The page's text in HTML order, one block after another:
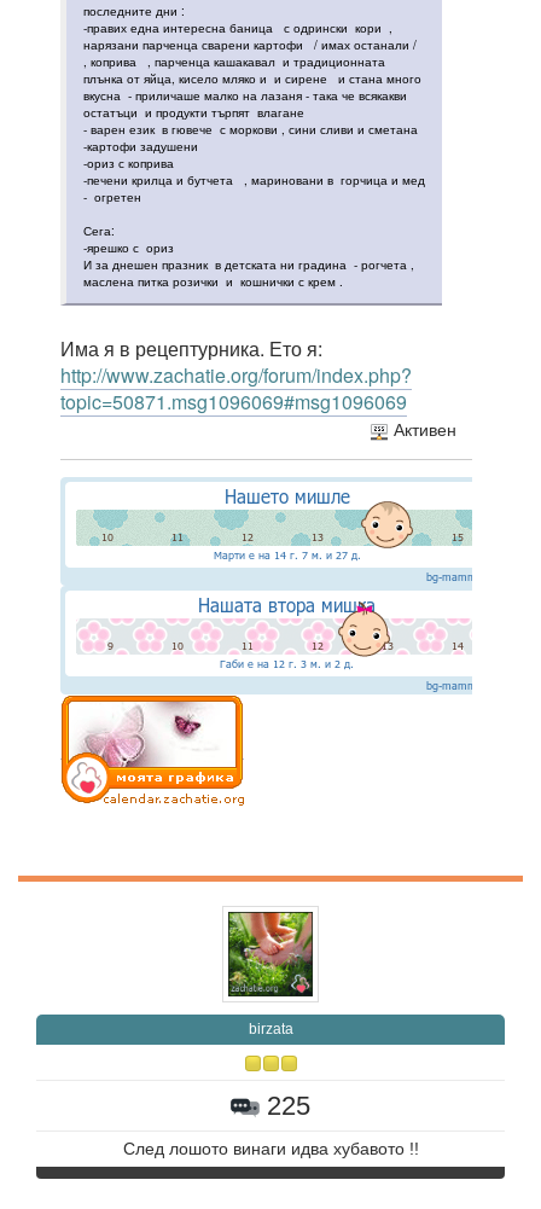
последните дни :
-правих една интересна баница с одрински кори ,
нарязани парченца сварени картофи / имах останали /
, коприва , парченца кашакавал и традиционната
плънка от яйца, кисело мляко и и сирене и стана много
вкусна - приличаше малко на лазаня - така че всякакви
остатъци и продукти търпят влагане
- варен език в гювече с моркови , сини сливи и сметана
-картофи задушени
-ориз с коприва
-печени крилца и бутчета , мариновани в горчица и мед
- огретен
Сега:
-ярешко с ориз
И за днешен празник в детската ни градина - рогчета ,
маслена питка розички и кошнички с крем .
Има я в рецептурника. Ето я:
http://www.zachatie.org/forum/index.php?
topic=50871.msg1096069#msg1096069
Активен
birzata
225
След лошото винаги идва хубавото !!